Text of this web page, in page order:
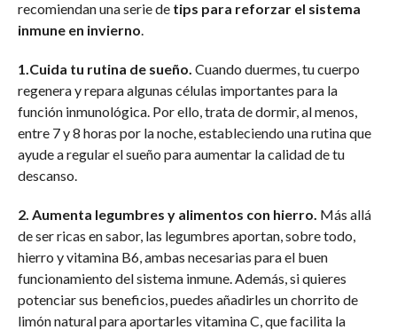
recomiendan una serie de tips para reforzar el sistema
inmune en invierno
1.Cuida tu rutina de sueño. Cuando duermes, tu cuerpo
regenera y repara algunas células importantes para la
función inmunológica. Por ello, trata de dormir, al menos,
entre 7 y 8 horas por la noche, estableciendo una rutina que
ayude a regular el sueño para aumentar la calidad de tu
descanso.
2. Aumenta legumbres y alimentos con hierro. Más allá
de ser ricas en sabor, las legumbres aportan, sobre todo,
hierro y vitamina B6, ambas necesarias para el buen
funcionamiento del sistema inmune. Además, si quieres
potenciar sus beneficios, puedes añadirles un chorrito de
limón natural para aportarles vitamina C, que facilita la